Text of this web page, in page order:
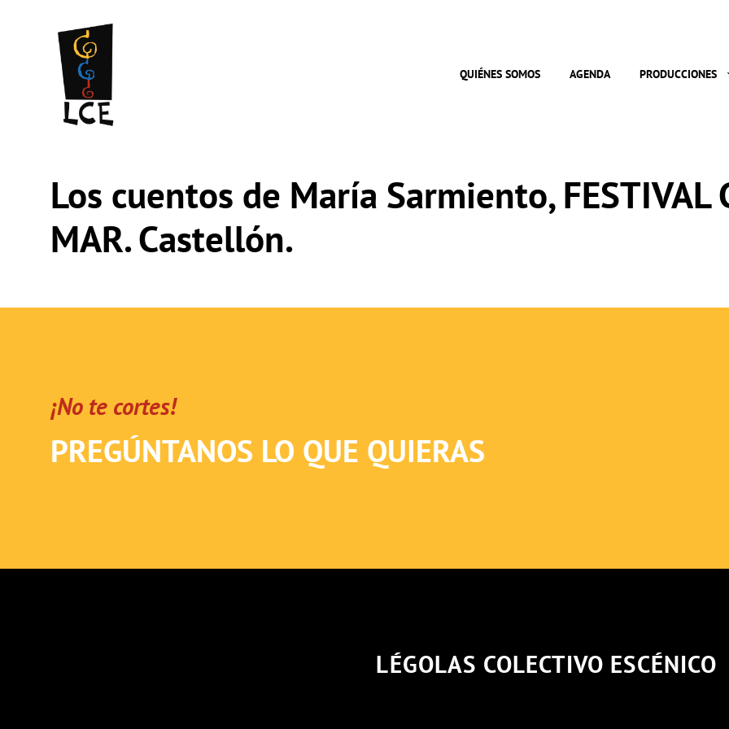
contenido
QUIÉNES SOMOS AGENDA PRODUCCIONES
Los cuentos de María Sarmiento, FESTIVAL
MAR. Castellón.
¡No te cortes!
PREGÚNTANOS LO QUE QUIERAS
LÉGOLAS COLECTIVO ESCÉNICO